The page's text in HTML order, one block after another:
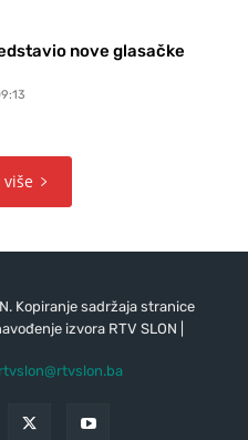
nove glasačke
Kopiranje sadržaja stranice
izvora RTV SLON |
rtvslon@rtvslon.ba